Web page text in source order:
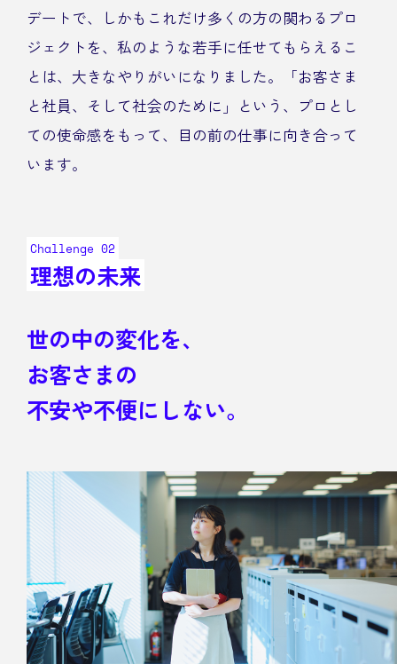
デートで、しかもこれだけ多くの方の関わるプロ
ジェクトを、私のような若手に任せてもらえるこ
とは、大きなやりがいになりました。「お客さま
と社員、そして社会のために」という、プロとし
ての使命感をもって、目の前の仕事に向き合って
います。
Challenge 02
理想の未来
世の中の変化を、
お客さまの
不安や不便にしない。